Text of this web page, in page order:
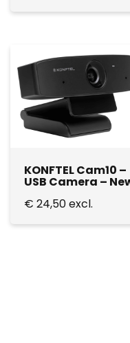
KONFTEL Cam10 –
USB Camera –
€ 24,50excl.